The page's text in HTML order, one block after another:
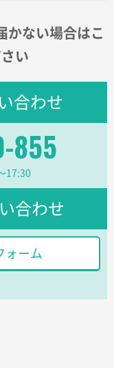
かない場合はこ
い
合わせ
855
17:30
合わせ
ォーム